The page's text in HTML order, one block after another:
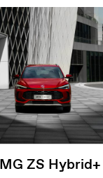
ZS Hybrid+